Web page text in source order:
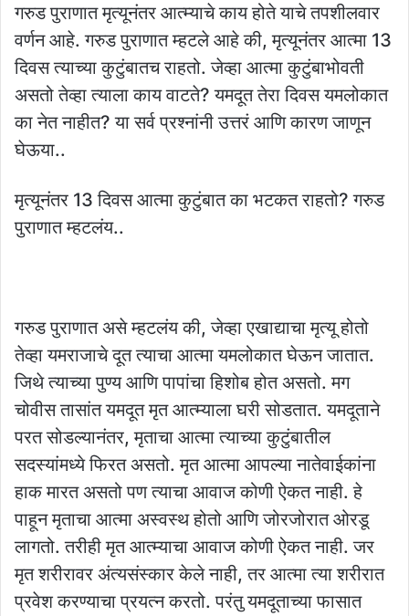
गरुड पुराणात मृत्यूनंतर आत्म्याचे काय होते याचे तपशीलवार
वर्णन आहे. गरुड पुराणात म्हटले आहे की, मृत्यूनंतर आत्मा 13
दिवस त्याच्या कुटुंबातच राहतो. जेव्हा आत्मा कुटुंबाभोवती
असतो तेव्हा त्याला काय वाटते? यमदूत तेरा दिवस यमलोकात
का नेत नाहीत? या सर्व प्रश्नांनी उत्तरं आणि कारण जाणून
घेऊया..
मृत्यूनंतर 13 दिवस आत्मा कुटुंबात का भटकत राहतो? गरुड
पुराणात म्हटलंय..
गरुड पुराणात असे म्हटलंय की, जेव्हा एखाद्याचा मृत्यू होतो
तेव्हा यमराजाचे दूत त्याचा आत्मा यमलोकात घेऊन जातात.
जिथे त्याच्या पुण्य आणि पापांचा हिशोब होत असतो. मग
चोवीस तासांत यमदूत मृत आत्म्याला घरी सोडतात. यमदूताने
परत सोडल्यानंतर, मृताचा आत्मा त्याच्या कुटुंबातील
सदस्यांमध्ये फिरत असतो. मृत आत्मा आपल्या नातेवाईकांना
हाक मारत असतो पण त्याचा आवाज कोणी ऐकत नाही. हे
पाहून मृताचा आत्मा अस्वस्थ होतो आणि जोरजोरात ओरडू
लागतो. तरीही मृत आत्म्याचा आवाज कोणी ऐकत नाही. जर
मृत शरीरावर अंत्यसंस्कार केले नाही, तर आत्मा त्या शरीरात
प्रवेश करण्याचा प्रयत्न करतो. परंतु यमदूताच्या फासात